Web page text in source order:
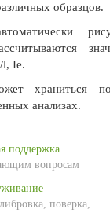
образцов.
l, Ie.
храниться
анализах.
поддержка
вопросам
поверка,